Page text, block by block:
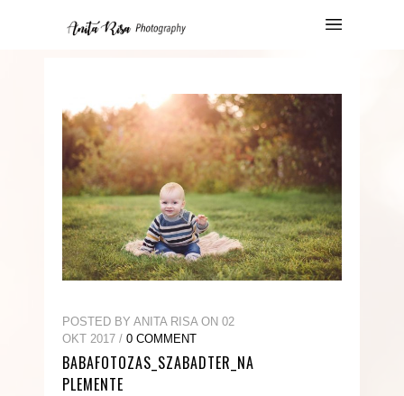
POSTED BY ANITA RISA ON 02
OKT 2017 / 0 COMMENT
BABAFOTOZAS_SZABADTER_NA
PLEMENTE